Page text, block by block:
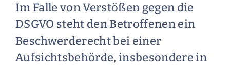
Im Falle von Verstößen gegen die
DSGVO steht den Betroffenen ein
Beschwerderecht bei einer
Aufsichtsbehörde, insbesondere in